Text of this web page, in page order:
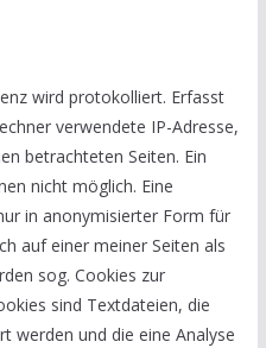
wird protokolliert. Erfasst
verwendete IP-Adresse,
betrachteten Seiten. Ein
nicht möglich. Eine
in anonymisierter Form für
auf einer meiner Seiten als
sog. Cookies zur
sind Textdateien, die
werden und die eine Analyse